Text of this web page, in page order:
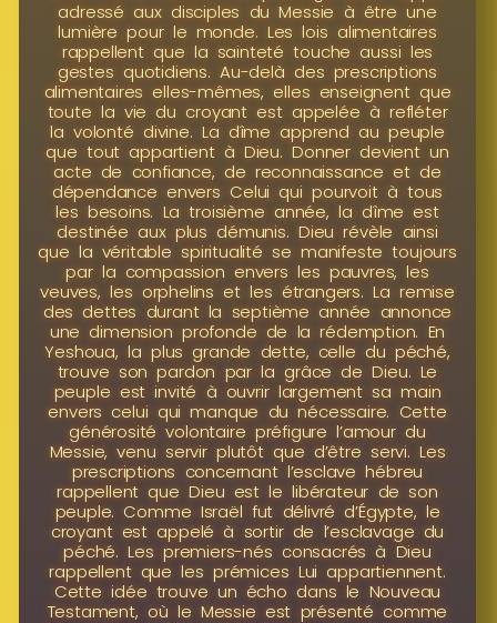
adressé aux disciples du Messie à être une
lumière pour le monde. Les lois alimentaires
rappellent que la sainteté touche aussi les
gestes quotidiens. Au-delà des prescriptions
alimentaires elles-mêmes, elles enseignent que
toute la vie du croyant est appelée à refléter
la volonté divine. La dîme apprend au peuple
que tout appartient à Dieu. Donner devient un
acte de confiance, de reconnaissance et de
dépendance envers Celui qui pourvoit à tous
les besoins. La troisième année, la dîme est
destinée aux plus démunis. Dieu révèle ainsi
que la véritable spiritualité se manifeste toujours
par la compassion envers les pauvres, les
veuves, les orphelins et les étrangers. La remise
des dettes durant la septième année annonce
une dimension profonde de la rédemption. En
Yeshoua, la plus grande dette, celle du péché,
trouve son pardon par la grâce de Dieu. Le
peuple est invité à ouvrir largement sa main
envers celui qui manque du nécessaire. Cette
générosité volontaire préfigure l’amour du
Messie, venu servir plutôt que d’être servi. Les
prescriptions concernant l’esclave hébreu
rappellent que Dieu est le libérateur de son
peuple. Comme Israël fut délivré d’Égypte, le
croyant est appelé à sortir de l’esclavage du
péché. Les premiers-nés consacrés à Dieu
rappellent que les prémices Lui appartiennent.
Cette idée trouve un écho dans le Nouveau
Testament, où le Messie est présenté comme